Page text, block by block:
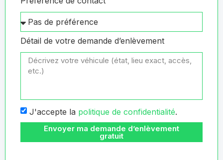
Détail de votre demande d’enlèvement
J'accepte la politique de confidentialité.
Envoyer ma demande d’enlèvement
gratuit